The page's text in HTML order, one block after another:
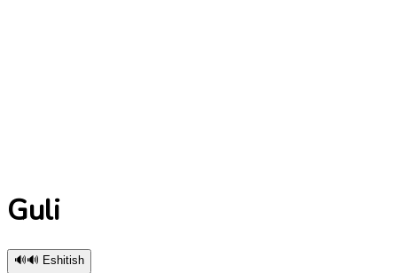
Guli
🔊🔊 Eshitish